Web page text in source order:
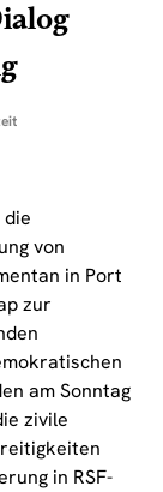
von
in Port
zur
am Sonntag
zivile
in RSF-